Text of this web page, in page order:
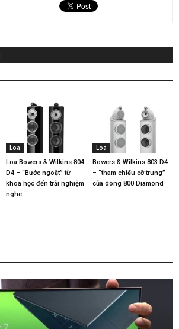
Loa
Loa Bowers & Wilkins 804
D4 – “Bước ngoặt” từ
khoa học đến trải nghiệm
nghe
Loa
Bowers & Wilkins 803 D4
– “tham chiếu cỡ trung”
của dòng 800 Diamond